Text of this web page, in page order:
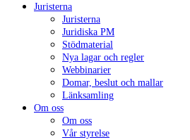
Juristerna
Juristerna
Juridiska PM
Stödmaterial
Nya lagar och regler
Webbinarier
Domar, beslut och mallar
Länksamling
Om oss
Om oss
Vår styrelse